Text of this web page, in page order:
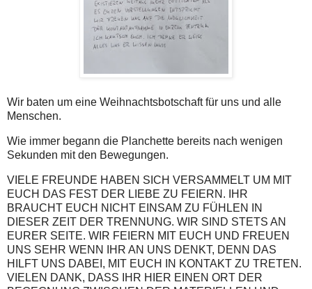
Wir baten um eine Weihnachtsbotschaft für uns und alle
Menschen.
Wie immer begann die Planchette bereits nach wenigen
Sekunden mit den Bewegungen.
VIELE FREUNDE HABEN SICH VERSAMMELT UM MIT
EUCH DAS FEST DER LIEBE ZU FEIERN. IHR
BRAUCHT EUCH NICHT EINSAM ZU FÜHLEN IN
DIESER ZEIT DER TRENNUNG. WIR SIND STETS AN
EURER SEITE. WIR FEIERN MIT EUCH UND FREUEN
UNS SEHR WENN IHR AN UNS DENKT, DENN DAS
HILFT UNS DABEI, MIT EUCH IN KONTAKT ZU TRETEN.
VIELEN DANK, DASS IHR HIER EINEN ORT DER